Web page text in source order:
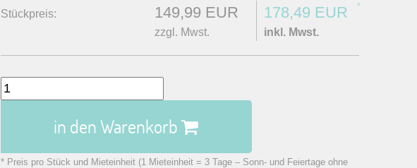
Stückpreis: 149,99 EUR
zzgl. Mwst.
178,49 EUR *
inkl. Mwst.
in den Warenkorb
* Preis pro Stück und Mieteinheit (1 Mieteinheit = 3 Tage – Sonn- und Feiertage ohne